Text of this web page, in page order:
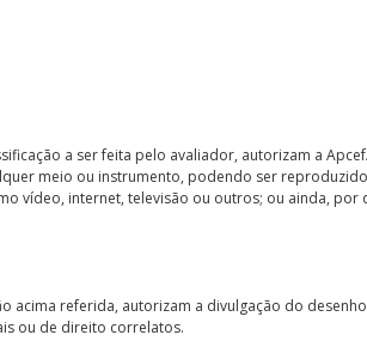
a ser feita pelo avaliador, autorizam a
meio ou instrumento, podendo ser
vídeo, internet, televisão ou outros; ou ainda,
acima referida, autorizam a divulgação do
ou de direito correlatos.